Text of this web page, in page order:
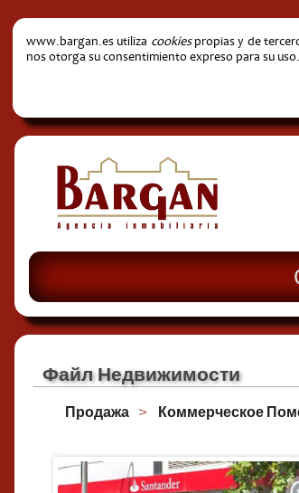
www.bargan.es utiliza cookiespropias y de
nos otorga su consentimiento expreso para su
Файл Недвижимости
Продажа Коммерческое